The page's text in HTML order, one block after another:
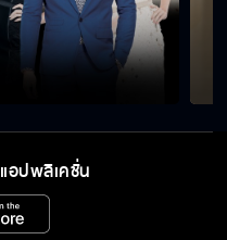
แอปพลิเคชั่น